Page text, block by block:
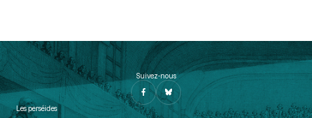
Suivez-nous
Les perséides